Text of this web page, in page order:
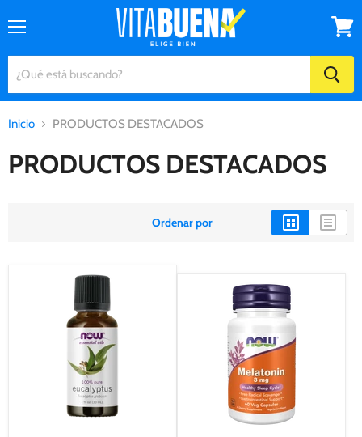
carrito
Inicio PRODUCTOS DESTACADOS
PRODUCTOS DESTACADOS
Ordenar por